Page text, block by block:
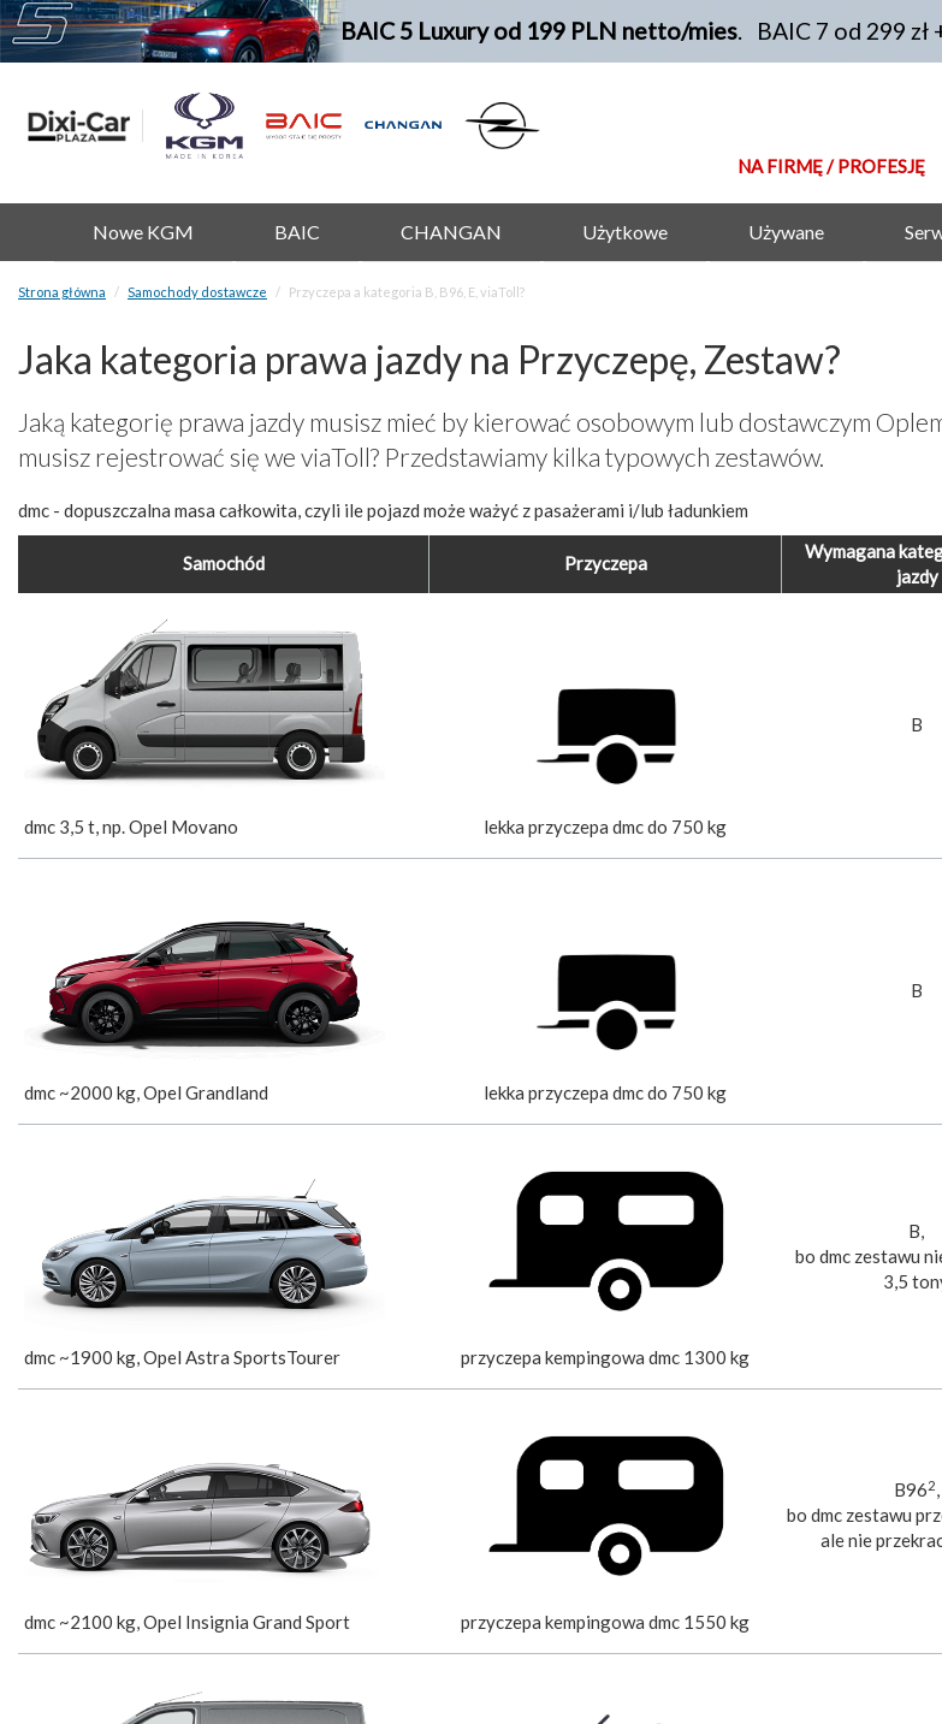
BAIC 5 Luxury od 199 PLN netto/mies. BAIC 7 od 299 zł
NA FIRMĘ / PROFESJĘ
Nowe KGM BAIC CHANGAN Użytkowe Używane
Strona główna Samochody dostawcze Przyczepa a kategoria B, B96, E, viaToll?
Jaka kategoria prawa jazdy na Przyczepę, Zestaw?
Jaką kategorię prawa jazdy musisz mieć by kierować osobowym lub dostawczym
musisz rejestrować się we viaToll? Przedstawiamy kilka typowych zestawów.
dmc - dopuszczalna masa całkowita, czyli ile pojazd może ważyć z pasażerami i/lub ładunkiem
Samochód Przyczepa
Wymagana
jazdy
dmc 3,5 t, np. Opel Movano lekka przyczepa dmc do 750 kg
B
dmc ~2000 kg, Opel Grandland lekka przyczepa dmc do 750 kg
B
dmc ~1900 kg, Opel Astra SportsTourer przyczepa kempingowa dmc 1300 kg
B,
bo dmc zestawu
3,5
dmc ~2100 kg, Opel Insignia Grand Sport przyczepa kempingowa dmc 1550 kg
B962,
bo dmc zestawu
ale nie